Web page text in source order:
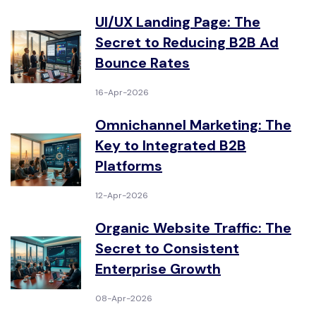
UI/UX Landing Page: The
Secret to Reducing B2B Ad
Bounce Rates
16-Apr-2026
Omnichannel Marketing: The
Key to Integrated B2B
Platforms
12-Apr-2026
Organic Website Traffic: The
Secret to Consistent
Enterprise Growth
08-Apr-2026